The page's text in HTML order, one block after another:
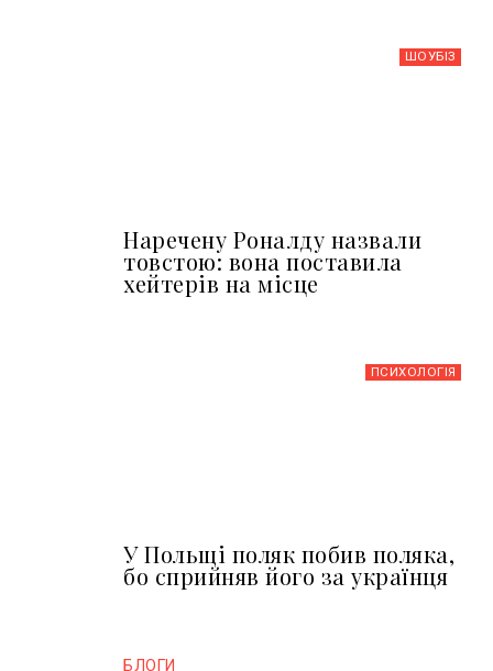
ШОУБIЗ
Наречену Роналду назвали
товстою: вона поставила
хейтерів на місце
ПСИХОЛОГІЯ
У Польщі поляк побив поляка,
бо сприйняв його за українця
БЛОГИ